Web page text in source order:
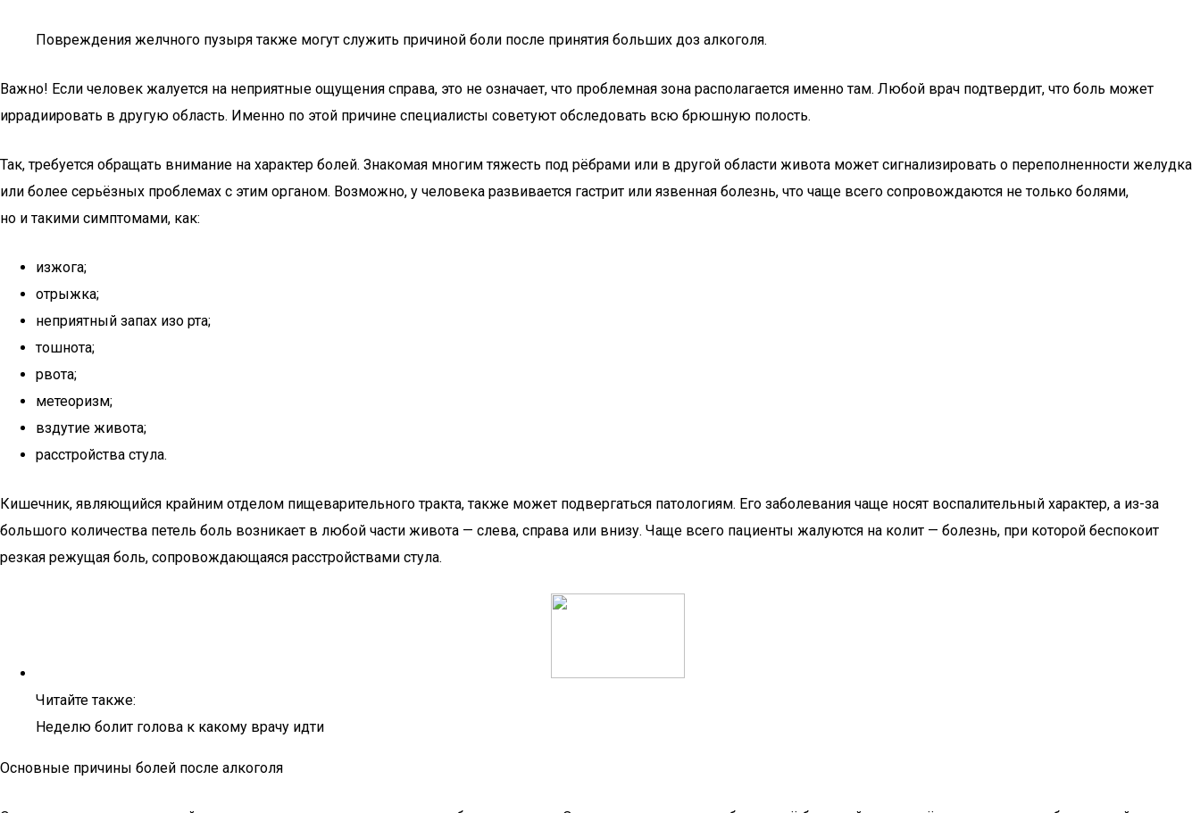
Повреждения желчного пузыря также могут служить причиной боли после принятия больших доз алкоголя.
Важно! Если человек жалуется на неприятные ощущения справа, это не означает, что проблемная зона располагается именно там. Любой врач подтвердит, что боль может
иррадиировать в другую область. Именно по этой причине специалисты советуют обследовать всю брюшную полость.
Так, требуется обращать внимание на характер болей. Знакомая многим тяжесть под рёбрами или в другой области живота может сигнализировать о переполненности желудка
или более серьёзных проблемах с этим органом. Возможно, у человека развивается гастрит или язвенная болезнь, что чаще всего сопровождаются не только болями,
но и такими симптомами, как:
изжога;
отрыжка;
неприятный запах изо рта;
тошнота;
рвота;
метеоризм;
вздутие живота;
расстройства стула.
Кишечник, являющийся крайним отделом пищеварительного тракта, также может подвергаться патологиям. Его заболевания чаще носят воспалительный характер, а из-за
большого количества петель боль возникает в любой части живота — слева, справа или внизу. Чаще всего пациенты жалуются на колит — болезнь, при которой беспокоит
резкая режущая боль, сопровождающаяся расстройствами стула.
Читайте также:
Неделю болит голова к какому врачу идти
Основные причины болей после алкоголя